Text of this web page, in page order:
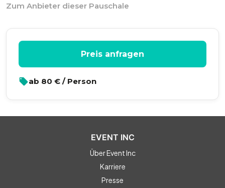
Zum Anbieter dieser Pauschale
Preis anfragen
ab 80 € / Person
EVENT INC
Über Event Inc
Karriere
Presse